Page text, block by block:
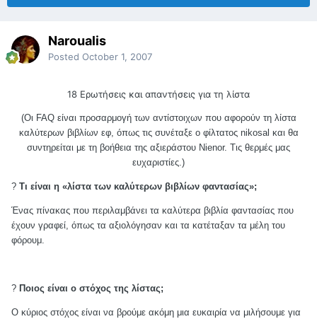
Naroualis
Posted October 1, 2007
18 Ερωτήσεις και απαντήσεις για τη λίστα
(Οι FAQ είναι προσαρμογή των αντίστοιχων που αφορούν τη λίστα
καλύτερων βιβλίων εφ, όπως τις συνέταξε ο φίλτατος nikosal και θα
συντηρείται με τη βοήθεια της αξιεράστου Nienor. Τις θερμές μας
ευχαριστίες.)
? Τι είναι η «λίστα των καλύτερων βιβλίων φαντασίας»;
Ένας πίνακας που περιλαμβάνει τα καλύτερα βιβλία φαντασίας που
έχουν γραφεί, όπως τα αξιολόγησαν και τα κατέταξαν τα μέλη του
φόρουμ.
? Ποιος είναι ο στόχος της λίστας;
Ο κύριος στόχος είναι να βρούμε ακόμη μια ευκαιρία να μιλήσουμε για